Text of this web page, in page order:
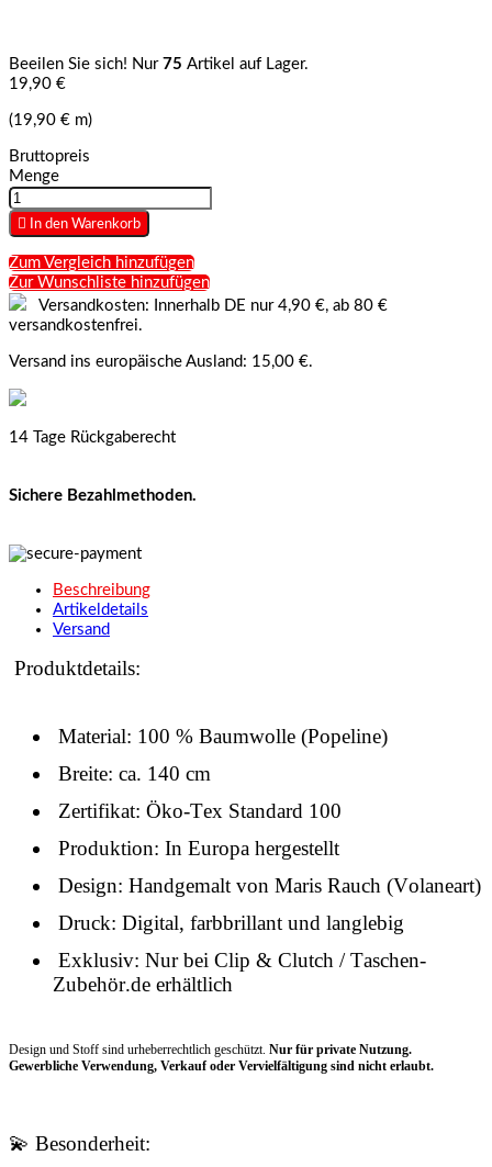
Beeilen Sie sich! Nur 75 Artikel auf Lager.
19,90 €
(19,90 € m)
Bruttopreis
Menge
 In den Warenkorb
Zum Vergleich hinzufügen
Zur Wunschliste hinzufügen
Versandkosten: Innerhalb DE nur 4,90 €, ab 80 €
versandkostenfrei.
Versand ins europäische Ausland: 15,00 €.
14 Tage Rückgaberecht
Sichere Bezahlmethoden.
Beschreibung
Artikeldetails
Versand
Produktdetails:
Material: 100 % Baumwolle (Popeline)
Breite: ca. 140 cm
Zertifikat: Öko-Tex Standard 100
Produktion: In Europa hergestellt
Design: Handgemalt von Maris Rauch (Volaneart)
Druck: Digital, farbbrillant und langlebig
Exklusiv: Nur bei Clip & Clutch / Taschen-
Zubehör.de erhältlich
Design und Stoff sind urheberrechtlich geschützt. Nur für private Nutzung.
Gewerbliche Verwendung, Verkauf oder Vervielfältigung sind nicht erlaubt.
💫 Besonderheit: